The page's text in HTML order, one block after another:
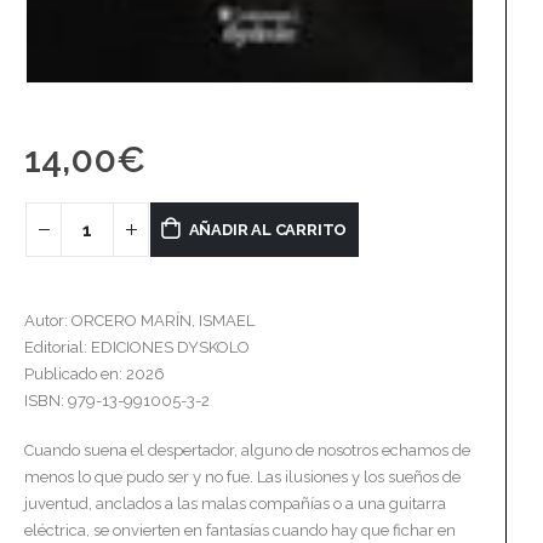
14,00€
AÑADIR AL CARRITO
Autor: ORCERO MARÍN, ISMAEL
Editorial: EDICIONES DYSKOLO
Publicado en: 2026
ISBN: 979-13-991005-3-2
Cuando suena el despertador, alguno de nosotros echamos de
menos lo que pudo ser y no fue. Las ilusiones y los sueños de
juventud, anclados a las malas compañías o a una guitarra
eléctrica, se onvierten en fantasías cuando hay que fichar en